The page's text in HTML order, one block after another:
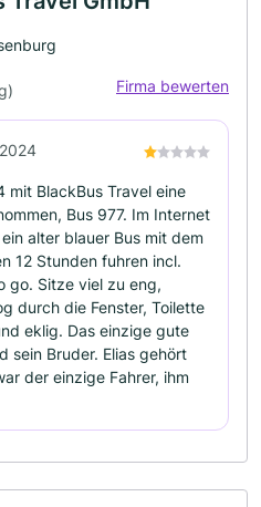
Firma bewerten
mit BlackBus Travel eine
Bus 977. Im Internet
alter blauer Bus mit dem
12 Stunden fuhren incl.
go. Sitze viel zu eng,
durch die Fenster, Toilette
eklig. Das einzige gute
sein Bruder. Elias gehört
der einzige Fahrer, ihm